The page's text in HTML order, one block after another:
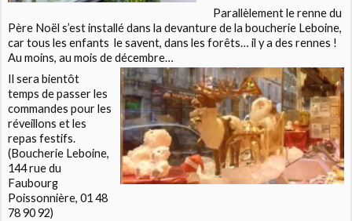
Parallèlement le renne du
Père Noël s’est installé dans la devanture de la boucherie Leboine,
car tous les enfants le savent, dans les forêts… il y a des rennes !
Au moins, au mois de décembre…
Il sera bientôt
temps de passer les
commandes pour les
réveillons et les
repas festifs.
(Boucherie Leboine,
144 rue du
Faubourg
Poissonnière, 01 48
78 90 92)